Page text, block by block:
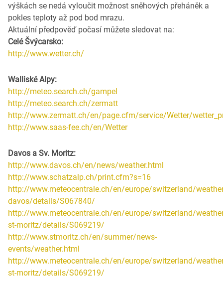
výškách se nedá vyloučit možnost sněhových přeháněk a
pokles teploty až pod bod mrazu.
Aktuální předpověď počasí můžete sledovat na:
Celé Švýcarsko:
http://www.wetter.ch/
Walliské Alpy:
http://meteo.search.ch/gampel
http://meteo.search.ch/zermatt
http://www.zermatt.ch/en/page.cfm/service/Wetter/
http://www.saas-fee.ch/en/Wetter
Davos a Sv. Moritz:
http://www.davos.ch/en/news/weather.html
http://www.schatzalp.ch/print.cfm?s=16
http://www.meteocentrale.ch/en/europe/switzerland/
davos/details/S067840/
http://www.meteocentrale.ch/en/europe/switzerland/
st-moritz/details/S069219/
http://www.stmoritz.ch/en/summer/news-
events/weather.html
http://www.meteocentrale.ch/en/europe/switzerland/
st-moritz/details/S069219/